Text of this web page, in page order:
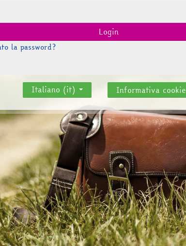
Login
la password?
Italiano ‎(it)‎ Informativa cookie